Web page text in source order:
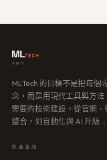
MLTECH
美樂信
MLTech 的目標不是把每個
念，而是用現代工具與方
需要的技術建設。從官網
整合，到自動化與 AI 升級…
快速連結